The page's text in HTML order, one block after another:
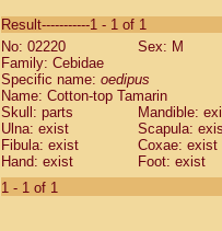
CebidaeSaguinus
Cebidae Saguinus
Cebidae
CebidaeSaguinus
Cebidae Saguinus
Cebidae Saguinus
Cebidae Saguinus
Cebidae Saguinusspp.
Cebidae
Result-----------1 - 1 of 1
No: 02220
Sex: M
Family: Cebidae
Specific name: oedipus
Name: Cotton-top Tamarin
Skull: parts
Mandible:
Ulna: exist
Scapula:
Fibula: exist
Coxae: exist
Hand: exist
Foot: exist
1 - 1 of 1